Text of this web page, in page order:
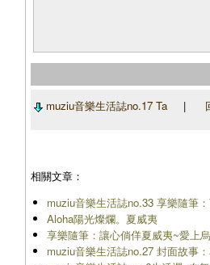
muziu音樂生活誌no.17 Ta|
相關文章：
muziu音樂生活誌no.33 享樂隨筆
Aloha陽光燦爛。夏威夷
享樂隨筆：讓心倘佯夏威夷~愛上
muziu音樂生活誌no.27 封面故事